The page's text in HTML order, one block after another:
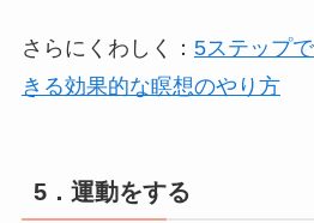
さらにくわしく： 5ステップ
きる効果的な瞑想のやり方
5．運動をする